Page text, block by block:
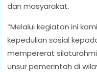
dan masyarakat.
“Melalui kegiatan ini
kepedulian sosial
mempererat
unsur pemerintah di